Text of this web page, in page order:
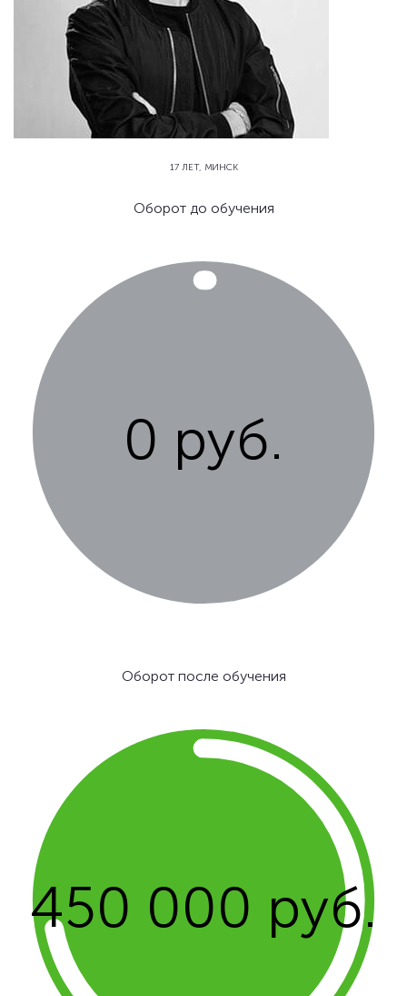
17 ЛЕТ, МИНСК
Оборот до обучения
0 руб.
Оборот после обучения
450 000 руб.